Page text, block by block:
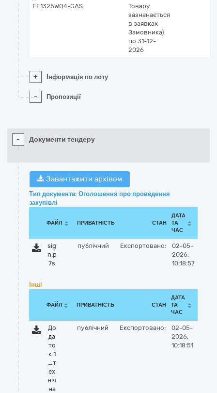
FF1325WQ4-GAS
Товару
зазнанається
в заявках
Замовника)
по 31-12-
2026
+ Інформація по лоту
- Пропозиції
- Документи тендеру
Завантажити архівом
Тип документа: Оголошення про проведення
закупівлі
ФАЙЛ ПРИВАТНІСТЬ СТАН
ДАТА
ТА
ЧАС
sig
n.p
7s
публічний Експортовано:
02-05-
2026,
10:18:57
Інші
ФАЙЛ ПРИВАТНІСТЬ СТАН
ДАТА
ТА
ЧАС
До
да
то
к 1
_т
ех
ніч
на
публічний Експортовано:
02-05-
2026,
10:18:51